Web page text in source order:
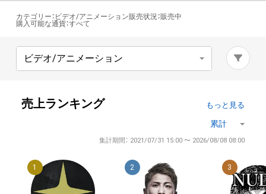
カテゴリー ： ビデオ/アニメーション販売状況：販売中
購入可能な通貨：すべて
売上ランキング もっと見る
集計期間： 2021/07/31 15:00 〜 2026/08/08 08:00
1 2 3